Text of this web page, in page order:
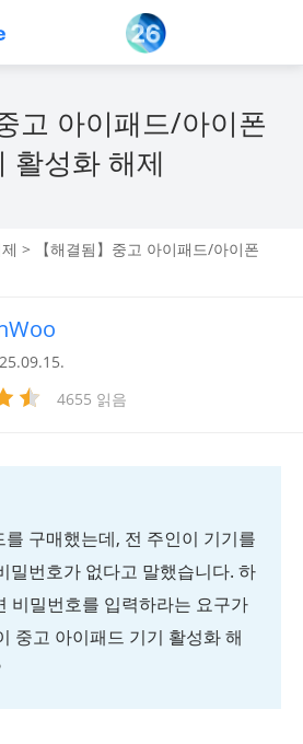
고 아이패드/아이폰
활성화 해제
> 【해결됨】중고 아이패드/아이폰
4655 읽음
구매했는데, 전 주인이 기기를
밀번호가 없다고 말했습니다. 하
비밀번호를 입력하라는 요구가
중고 아이패드 기기 활성화 해